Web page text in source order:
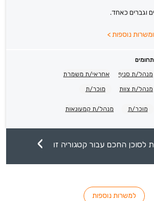
וגברים כאחד.
נוספות>
תחומים
מנהל/ת סניף אחראי/ת משמרת
מנהל/ת צוות מוכר/ת
מוכר/ת מנהל/ת קמעונאות
לסוכן החכם עבור קטגוריה זו
למשרות נוספות